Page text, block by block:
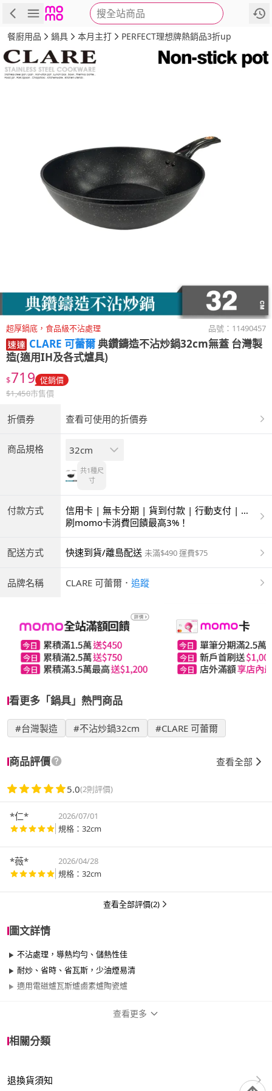
搜全站商品
商品 評價 詳情
餐廚用品 鍋具 本月主打 PERFECT理想牌熱銷品3折up
超厚鍋底，食品級不沾處理 品號： 11490457
CLARE 可蕾爾典鑽鑄造不沾炒鍋32cm無蓋 台灣製
造(適用IH及各式爐具)
$719 促銷價
$1,450市售價
折價券 查看可使用的折價券
商品規格 32cm
共1種尺
寸
付款方式
信用卡 | 無卡分期 | 貨到付款 | 行動支付 | 超
商付款 | ATM | 銀聯卡
刷momo卡消費回饋最高3%！
配送方式 快速到貨/離島配送 未滿$490 運費$75
品牌名稱 CLARE 可蕾爾 ． 追蹤
看更多「鍋具」熱門商品
#台灣製造 #不沾炒鍋32cm #CLARE 可蕾爾
商品評價 查看全部
5.0(2則評價)
*仁*
2026/07/01
規格：32cm
*薇*
2026/04/28
規格：32cm
查看全部評價(2)
圖文詳情
不沾處理，導熱均勻、儲熱性佳
耐炒、省時、省瓦斯，少油煙易清
適用電磁爐瓦斯爐鹵素爐陶瓷爐
尺寸
查看更多
相關分類
退換貨須知